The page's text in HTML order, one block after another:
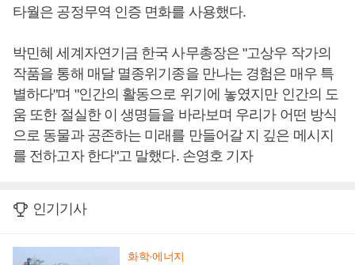
타월은 공정무역 인증 면화를 사용했다.
박민혜 세계자연기금 한국 사무총장은 "고상우 작가의
작품을 통해 매달 멸종위기종을 만나는 경험은 매우 특
별하다"며 "인간의 활동으로 위기에 놓였지만 인간의 도
움 또한 절실한 이 생명들을 바라보며 우리가 어떤 방식
으로 동물과 공존하는 미래를 만들어갈 지 깊은 메시지
를 전하고자 한다"고 말했다. 손영호 기자
인기기사
화학·에너지